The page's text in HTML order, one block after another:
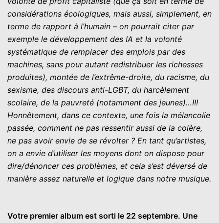
considérations écologiques, mais aussi, simplement, en
terme de rapport à l’humain – on pourrait citer par
exemple le développement des IA et la volonté
systématique de remplacer des emplois par des
machines, sans pour autant redistribuer les richesses
produites), montée de l’extrême-droite, du racisme, du
sexisme, des discours anti-LGBT, du harcèlement
scolaire, de la pauvreté (notamment des jeunes)…!!!
Honnêtement, dans ce contexte, une fois la mélancolie
passée, comment ne pas ressentir aussi de la colère,
ne pas avoir envie de se révolter ? En tant qu’artistes,
on a envie d’utiliser les moyens dont on dispose pour
dire/dénoncer ces problèmes, et cela s’est déversé de
manière assez naturelle et logique dans notre musique.
Votre premier album est sorti le 22 septembre. Une